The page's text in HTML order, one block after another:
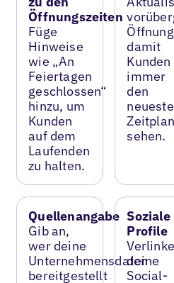
Öffnungszeiten
Füge
Hinweise
wie „An
Feiertagen
geschlossen“
hinzu, um
Kunden
auf dem
Laufenden
zu halten.
damit
Kunden
immer
den
Zeitplan
sehen.
Quellenangabe
Gib an,
wer deine
Unternehmensdaten
bereitgestellt
Soziale
Profile
Verlinke
deine
Social-